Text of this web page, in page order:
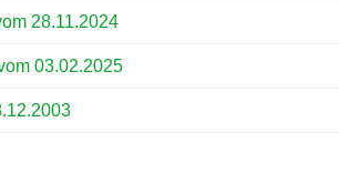
28.11.2024
03.02.2025